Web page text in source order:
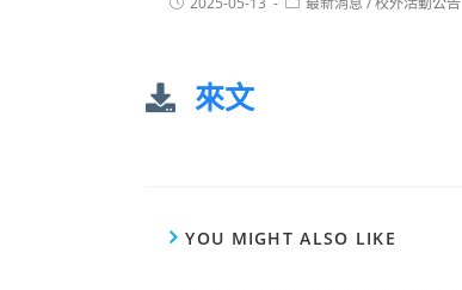
來文
YOU MIGHT ALSO LIKE